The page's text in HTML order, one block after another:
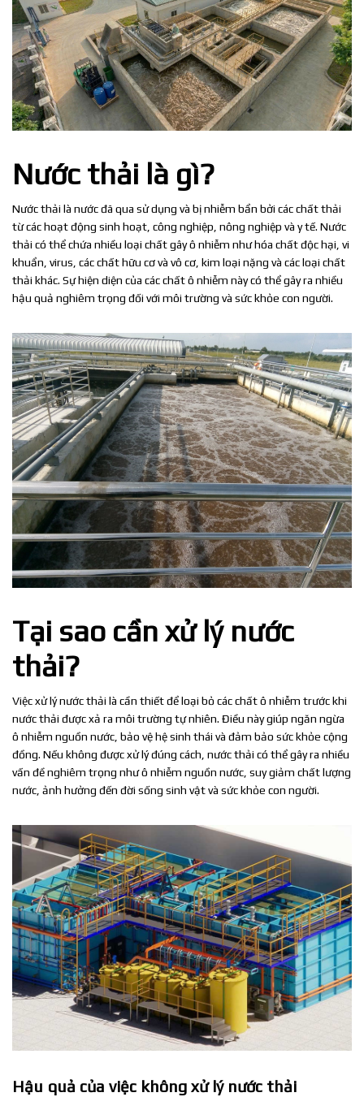
Nước thải là gì?
Nước thải là nước đã qua sử dụng và bị nhiễm bẩn bởi các chất thải
từ các hoạt động sinh hoạt, công nghiệp, nông nghiệp và y tế. Nước
thải có thể chứa nhiều loại chất gây ô nhiễm như hóa chất độc hại, vi
khuẩn, virus, các chất hữu cơ và vô cơ, kim loại nặng và các loại chất
thải khác. Sự hiện diện của các chất ô nhiễm này có thể gây ra nhiều
hậu quả nghiêm trọng đối với môi trường và sức khỏe con người.
Tại sao cần xử lý nước
thải?
Việc xử lý nước thải là cần thiết để loại bỏ các chất ô nhiễm trước khi
nước thải được xả ra môi trường tự nhiên. Điều này giúp ngăn ngừa
ô nhiễm nguồn nước, bảo vệ hệ sinh thái và đảm bảo sức khỏe cộng
đồng. Nếu không được xử lý đúng cách, nước thải có thể gây ra nhiều
vấn đề nghiêm trọng như ô nhiễm nguồn nước, suy giảm chất lượng
nước, ảnh hưởng đến đời sống sinh vật và sức khỏe con người.
Hậu quả của việc không xử lý nước thải